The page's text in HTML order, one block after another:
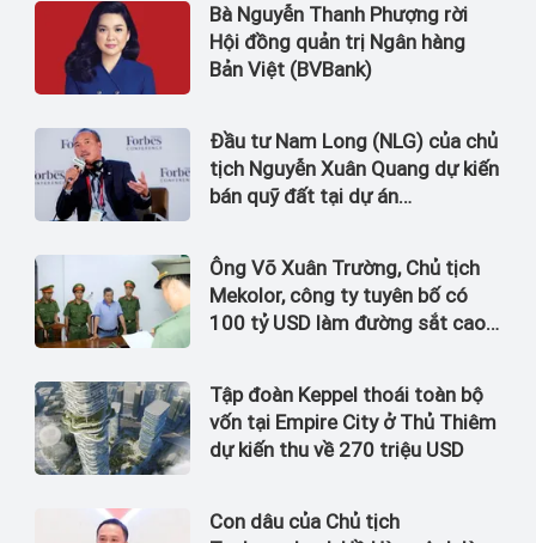
Bà Nguyễn Thanh Phượng rời
Hội đồng quản trị Ngân hàng
Bản Việt (BVBank)
Đầu tư Nam Long (NLG) của chủ
tịch Nguyễn Xuân Quang dự kiến
bán quỹ đất tại dự án
Ông Võ Xuân Trường, Chủ tịch
Mekolor, công ty tuyên bố có
100 tỷ USD làm đường sắt cao
Tập đoàn Keppel thoái toàn bộ
vốn tại Empire City ở Thủ Thiêm
dự kiến thu về 270 triệu USD
Con dâu của Chủ tịch